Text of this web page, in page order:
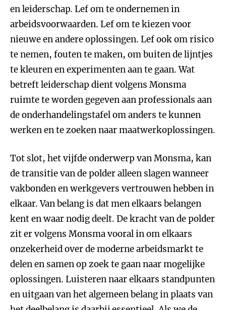
en leiderschap. Lef om te ondernemen in
arbeidsvoorwaarden. Lef om te kiezen voor
nieuwe en andere oplossingen. Lef ook om risico
te nemen, fouten te maken, om buiten de lijntjes
te kleuren en experimenten aan te gaan. Wat
betreft leiderschap dient volgens Monsma
ruimte te worden gegeven aan professionals aan
de onderhandelingstafel om anders te kunnen
werken en te zoeken naar maatwerkoplossingen.
Tot slot, het vijfde onderwerp van Monsma, kan
de transitie van de polder alleen slagen wanneer
vakbonden en werkgevers vertrouwen hebben in
elkaar. Van belang is dat men elkaars belangen
kent en waar nodig deelt. De kracht van de polder
zit er volgens Monsma vooral in om elkaars
onzekerheid over de moderne arbeidsmarkt te
delen en samen op zoek te gaan naar mogelijke
oplossingen. Luisteren naar elkaars standpunten
en uitgaan van het algemeen belang in plaats van